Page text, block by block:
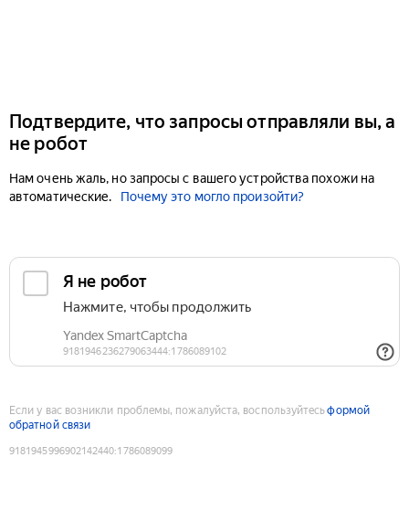
Подтвердите, что запросы отправляли вы, а
не робот
Нам очень жаль, но запросы с вашего устройства похожи на
автоматические.
Почему это могло произойти?
Если у вас возникли проблемы, пожалуйста, воспользуйтесьформой
обратной связи
9181945996902142440:1786089099